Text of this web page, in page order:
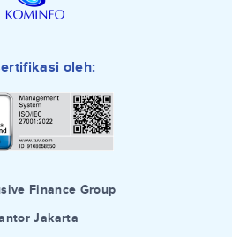
oleh:
Finance Group
Jakarta